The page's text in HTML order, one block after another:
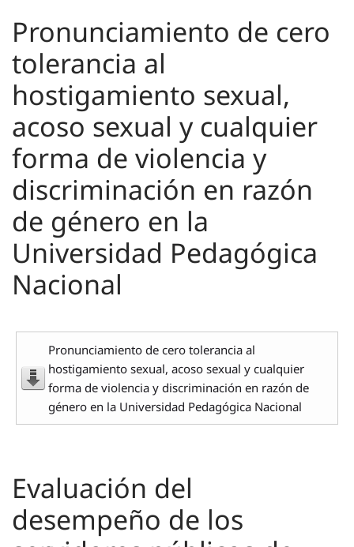
Pronunciamiento de cero
tolerancia al
hostigamiento sexual,
acoso sexual y cualquier
forma de violencia y
discriminación en razón
de género en la
Universidad Pedagógica
Nacional
Pronunciamiento de cero tolerancia al
hostigamiento sexual, acoso sexual y cualquier
forma de violencia y discriminación en razón de
género en la Universidad Pedagógica Nacional
Evaluación del
desempeño de los